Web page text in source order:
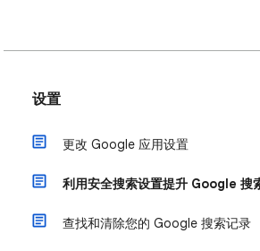
设置
更改 Google 应用设置
利用安全搜索设置提升 Google 搜
查找和清除您的 Google 搜索记录